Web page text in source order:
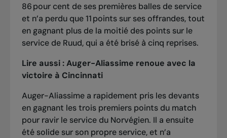
86 pour cent de ses premières balles de service
et n’a perdu que 11 points sur ses offrandes, tout
en gagnant plus de la moitié des points sur le
service de Ruud, qui a été brisé à cinq reprises.
Lire aussi :Auger-Aliassime renoue avec la
victoire à Cincinnati
Auger-Aliassime a rapidement pris les devants
en gagnant les trois premiers points du match
pour ravir le service du Norvégien. Il a ensuite
été solide sur son propre service, et n’a